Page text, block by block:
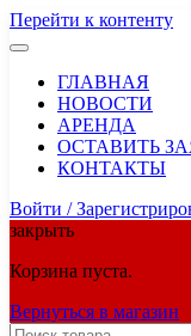
Перейти к контенту
ГЛАВНАЯ
НОВОСТИ
АРЕНДА
ОСТАВИТЬ
КОНТАКТЫ
Войти /
закрыть
Корзина пуста.
Вернуться в магазин